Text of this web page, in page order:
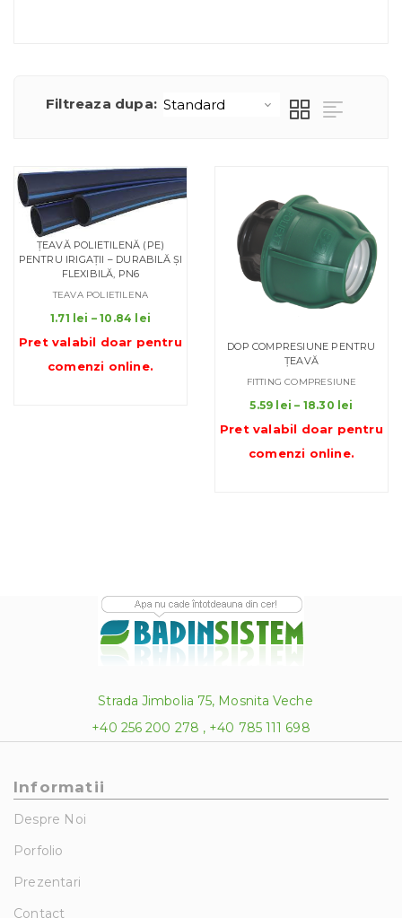
Filtreaza dupa:
ȚEAVĂ POLIETILENĂ (PE)
PENTRU IRIGAȚII – DURABILĂ ȘI
FLEXIBILĂ, PN6
TEAVA POLIETILENA
1.71 lei – 10.84 lei
1.71 lei
Pret valabil doar pentru
comenzi online.
DOP COMPRESIUNE PENTRU
ȚEAVĂ
FITTING COMPRESIUNE
5.59 lei – 18.30 lei
prețuri:
5.59 lei
Pret valabil doar pentru
comenzi online.
Strada Jimbolia 75, Mosnita Veche
+40 256 200 278 , +40 785 111 698
Informatii
Despre Noi
Porfolio
Prezentari
Contact